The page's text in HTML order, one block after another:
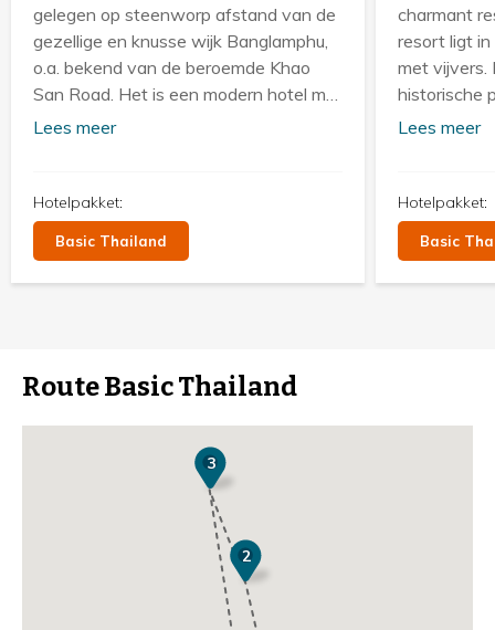
gelegen op steenworp afstand van de
gezellige en knusse wijk Banglamphu,
o.a. bekend van de beroemde Khao
San Road. Het is een modern hotel met
een uitstekende ligging om Bangkok te
Lees meer
Hotelpakket:
Basic Thailand
charmant
resort ligt
met vijvers.
historische
personeel
Lees meer
Hotelpakket:
Basic
Route Basic Thailand
2
3